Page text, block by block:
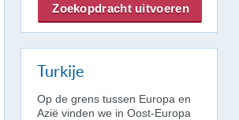
Turkije
Op de grens tussen Europa en
Azië vinden we in Oost-Europa